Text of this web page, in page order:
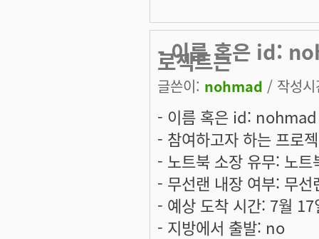
- 이름 혹은 id:
로젝트는
글쓴이: nohmad / 작성
- 이름 혹은 id: nohmad
- 참여하고자 하는 프로
- 노트북 소장 유무: 노트
- 무선랜 내장 여부: 무선
- 예상 도착 시간: 7월
- 지방에서 출발: no